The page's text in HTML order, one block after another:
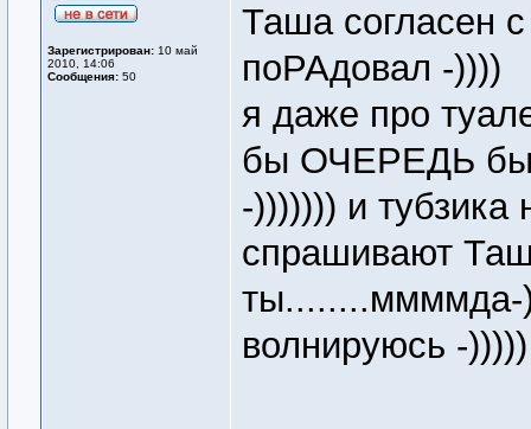
Зарегистрирован: 10 май
2010, 14:06
Сообщения: 50
Таша согласен
поРАдовал -))))
я даже про
бы ОЧЕРЕДЬ
-))))))) и тубзика
спрашивают
ты........ммммда-)
волнируюсь -)))))